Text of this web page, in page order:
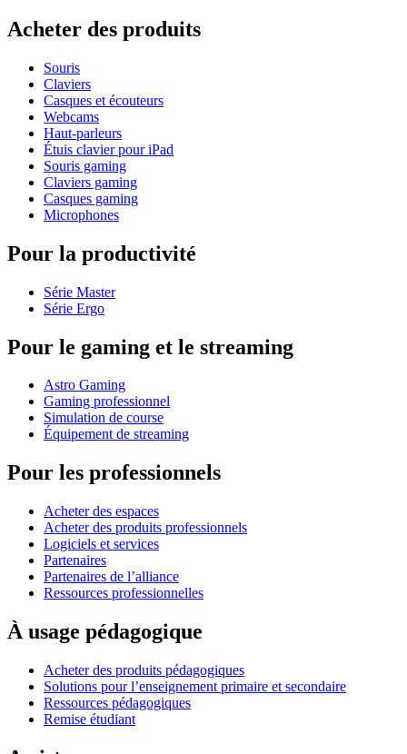
Acheter des produits
Souris
Claviers
Casques et écouteurs
Webcams
Haut-parleurs
Étuis clavier pour iPad
Souris gaming
Claviers gaming
Casques gaming
Microphones
Pour la productivité
Série Master
Série Ergo
Pour le gaming et le streaming
Astro Gaming
Gaming professionnel
Simulation de course
Équipement de streaming
Pour les professionnels
Acheter des espaces
Acheter des produits professionnels
Logiciels et services
Partenaires
Partenaires de l’alliance
Ressources professionnelles
À usage pédagogique
Acheter des produits pédagogiques
Solutions pour l’enseignement primaire et secondaire
Ressources pédagogiques
Remise étudiant